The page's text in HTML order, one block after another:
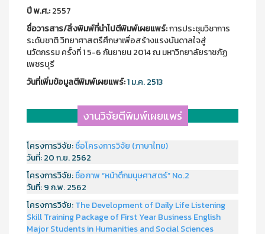
ปี พ.ศ.:2557
ชื่อวารสาร/สิ่งพิมพ์ที่นำไปตีพิมพ์เผยแพร์:การประชุมวิชาการ
ระดับชาติ วิทยาศาสตรืศึกษาเพื่อสร้างแรงบันดาลใจสู่
นวัตกรรม ครั้งที่ 1 5-6 กันยายน 2014 ณ มหาวิทยาลัยราชภัฏ
เพชรบุรี
วันที่เพิ่มข้อมูลตีพิมพ์เผยแพร์:1 ม.ค. 2513
งานวิจัยตีพิมพ์เผยแพร่
โครงการวิจัย:ชื่อโครงการวิจัย (ภาษาไทย)
วันที่:20 ก.ย. 2562
โครงการวิจัย:ชื่อภาพ “หน้าตึกมนุษศาสตร์” No.2
วันที่:9 ก.พ. 2562
โครงการวิจัย:The Development of Daily Life Listening
Skill Training Package of First Year Business English
Major Students in Humanities and Social Sciences